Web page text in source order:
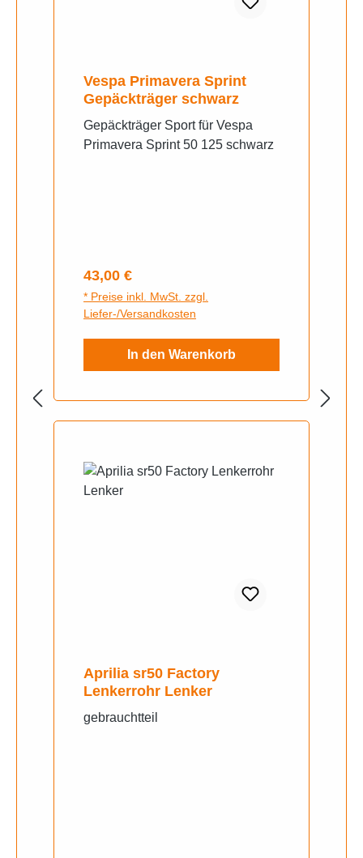
Vespa Primavera Sprint
Gepäckträger schwarz
Gepäckträger Sport für Vespa
Primavera Sprint 50 125 schwarz
Regulärer Preis:
43,00 €
* Preise inkl. MwSt. zzgl.
Liefer-/Versandkosten
In den Warenkorb
Aprilia sr50 Factory
Lenkerrohr Lenker